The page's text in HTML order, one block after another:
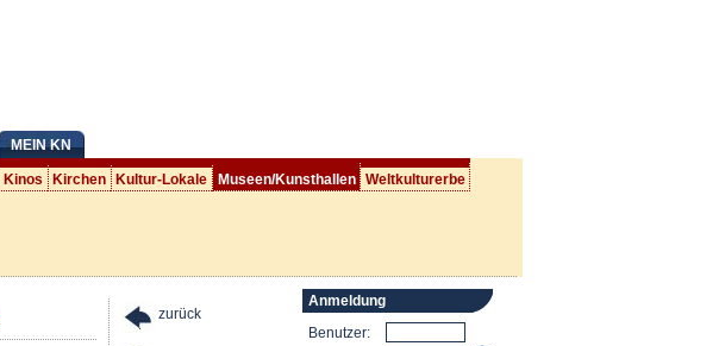
MEIN KN
Kinos Kirchen Kultur-Lokale Museen/Kunsthallen Weltkulturerbe
zurück
Anmeldung
Benutzer: